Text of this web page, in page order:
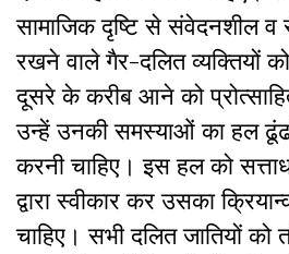
सामाजिक दृष्टि से संवेदनशील
रखने वाले गैर-दलित व्यक्तियों
दूसरे के करीब आने को
उन्हें उनकी समस्याओं का हल
करनी चाहिए। इस हल को
द्वारा स्वीकार कर उसका
चाहिए। सभी दलित जातियों को